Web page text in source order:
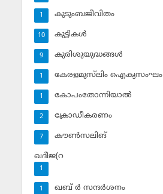
കുടുംബജീവിതം
1
കുട്ടികള്‍
10
കുരിശുയുദ്ധങ്ങള്‍
9
കേരളമുസ്‌ലിം ഐക്യസംഘം
1
കോപംതോന്നിയാല്‍
1
ക്രോഡീകരണം
2
കൗണ്‍സലിങ്‌
7
ഖദീജ(റ
1
ഖബ് ര്‍ സന്ദര്‍ശനം
1